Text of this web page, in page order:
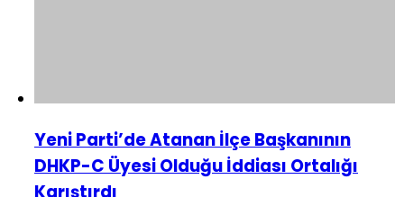
Yeni Parti’de Atanan İlçe Başkanının
DHKP-C Üyesi Olduğu İddiası Ortalığı
Karıştırdı